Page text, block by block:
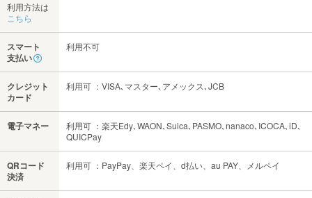
利用方法は
こちら
スマート
支払い
利用不可
クレジット
カード
利用可 ：VISA､マスター､アメックス､JCB
電子マネー
利用可 ：楽天Edy､WAON､Suica､PASMO､nanaco､ICOCA､iD､
QUICPay
QRコード
決済
利用可 ：PayPay、楽天ペイ、d払い、au PAY、メルペイ